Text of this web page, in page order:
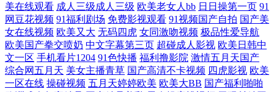
电影 中文字幕久荜 熟妇91中文字幕 天天操B视频 微拍福利88 日韩无码男
人天堂 日本不卡1区 狼友视频首页久久 国精品自精品 国产精品剧情 超碰
97大香蕉 www久久草在线 91官方网页免费 a片在线网站 97中文资源站 中
美在线观看 成人三级成人三级 欧美老女人bb 日日操第一页 91
网豆花视频 91福利剧场 免费影视观看 91视频国产自拍 国产美
女在线视频 欧美又大 无码四虎 女同激吻视频 极品性爱导航
欧美国产拳交喷奶 中文字幕第三页 超碰成人影视 欧美日韩中
文一区 手机看片1204 91色快播 福利撸影院 激情五月天国产
综合网五月天 美女主播青草 国产高清不卡视频 四虎影视 欧美
一区在线 操碰视频 五月天婷婷欧美 欧美大BB 国产福利啪啪